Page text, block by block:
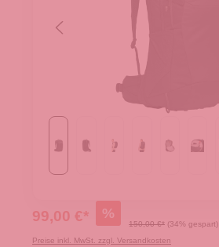
99,00 €* %
150,00 €* (34% gespart)
Preise inkl. MwSt. zzgl. Versandkosten